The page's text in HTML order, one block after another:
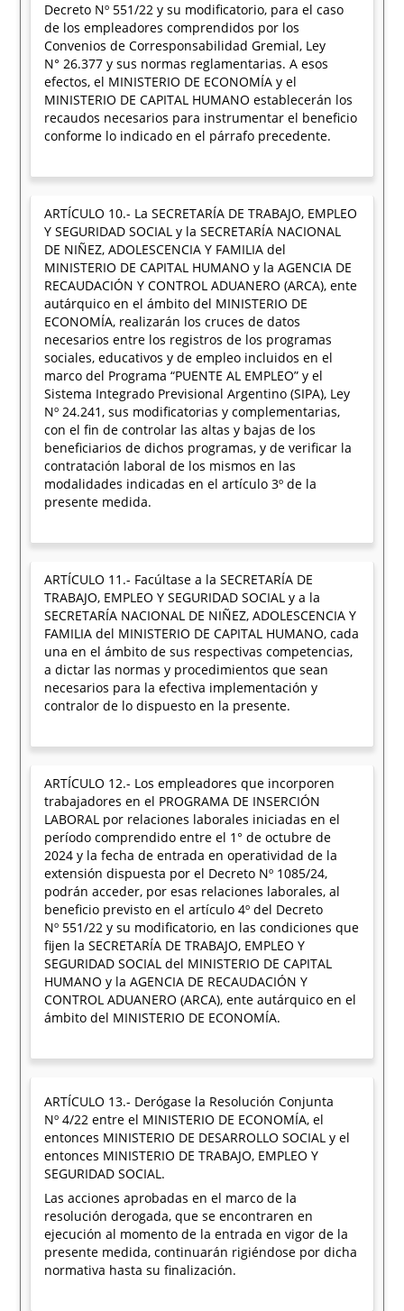
Decreto Nº 551/22 y su modificatorio, para el caso
de los empleadores comprendidos por los
Convenios de Corresponsabilidad Gremial, Ley
N° 26.377 y sus normas reglamentarias. A esos
efectos, el MINISTERIO DE ECONOMÍA y el
MINISTERIO DE CAPITAL HUMANO establecerán los
recaudos necesarios para instrumentar el beneficio
conforme lo indicado en el párrafo precedente.
ARTÍCULO 10.- La SECRETARÍA DE TRABAJO, EMPLEO
Y SEGURIDAD SOCIAL y la SECRETARÍA NACIONAL
DE NIÑEZ, ADOLESCENCIA Y FAMILIA del
MINISTERIO DE CAPITAL HUMANO y la AGENCIA DE
RECAUDACIÓN Y CONTROL ADUANERO (ARCA), ente
autárquico en el ámbito del MINISTERIO DE
ECONOMÍA, realizarán los cruces de datos
necesarios entre los registros de los programas
sociales, educativos y de empleo incluidos en el
marco del Programa “PUENTE AL EMPLEO” y el
Sistema Integrado Previsional Argentino (SIPA), Ley
Nº 24.241, sus modificatorias y complementarias,
con el fin de controlar las altas y bajas de los
beneficiarios de dichos programas, y de verificar la
contratación laboral de los mismos en las
modalidades indicadas en el artículo 3º de la
presente medida.
ARTÍCULO 11.- Facúltase a la SECRETARÍA DE
TRABAJO, EMPLEO Y SEGURIDAD SOCIAL y a la
SECRETARÍA NACIONAL DE NIÑEZ, ADOLESCENCIA Y
FAMILIA del MINISTERIO DE CAPITAL HUMANO, cada
una en el ámbito de sus respectivas competencias,
a dictar las normas y procedimientos que sean
necesarios para la efectiva implementación y
contralor de lo dispuesto en la presente.
ARTÍCULO 12.- Los empleadores que incorporen
trabajadores en el PROGRAMA DE INSERCIÓN
LABORAL por relaciones laborales iniciadas en el
período comprendido entre el 1° de octubre de
2024 y la fecha de entrada en operatividad de la
extensión dispuesta por el Decreto Nº 1085/24,
podrán acceder, por esas relaciones laborales, al
beneficio previsto en el artículo 4º del Decreto
Nº 551/22 y su modificatorio, en las condiciones que
fijen la SECRETARÍA DE TRABAJO, EMPLEO Y
SEGURIDAD SOCIAL del MINISTERIO DE CAPITAL
HUMANO y la AGENCIA DE RECAUDACIÓN Y
CONTROL ADUANERO (ARCA), ente autárquico en el
ámbito del MINISTERIO DE ECONOMÍA.
ARTÍCULO 13.- Derógase la Resolución Conjunta
Nº 4/22 entre el MINISTERIO DE ECONOMÍA, el
entonces MINISTERIO DE DESARROLLO SOCIAL y el
entonces MINISTERIO DE TRABAJO, EMPLEO Y
SEGURIDAD SOCIAL.
Las acciones aprobadas en el marco de la
resolución derogada, que se encontraren en
ejecución al momento de la entrada en vigor de la
presente medida, continuarán rigiéndose por dicha
normativa hasta su finalización.